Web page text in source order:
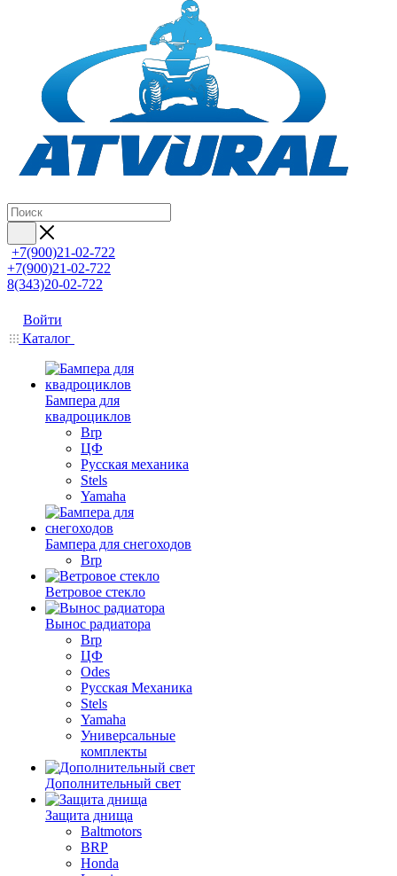
+7(900)21-02-722
+7(900)21-02-722
8(343)20-02-722
Войти
Каталог
Бампера для
квадроциклов
Brp
ЦФ
Русская механика
Stels
Yamaha
Бампера для снегоходов
Brp
Ветровое стекло
Вынос радиатора
Brp
ЦФ
Odes
Русская Механика
Stels
Yamaha
Универсальные
комплекты
Дополнительный свет
Защита днища
Baltmotors
BRP
Honda